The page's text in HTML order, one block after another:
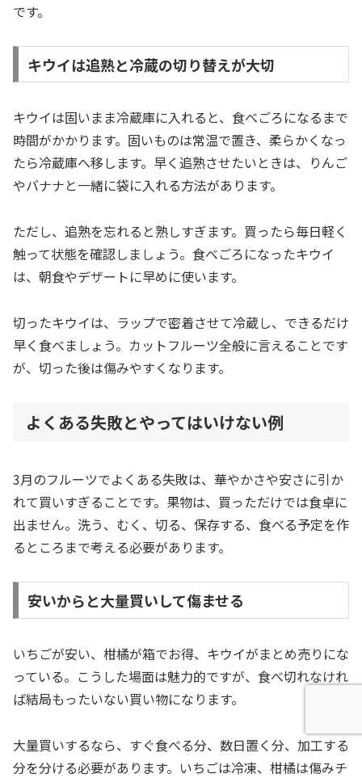
です。
キウイは追熟と冷蔵の切り替えが大切
キウイは固いまま冷蔵庫に入れると、食べごろになるまで
時間がかかります。固いものは常温で置き、柔らかくなっ
たら冷蔵庫へ移します。早く追熟させたいときは、りんご
やバナナと一緒に袋に入れる方法があります。
ただし、追熟を忘れると熟しすぎます。買ったら毎日軽く
触って状態を確認しましょう。食べごろになったキウイ
は、朝食やデザートに早めに使います。
切ったキウイは、ラップで密着させて冷蔵し、できるだけ
早く食べましょう。カットフルーツ全般に言えることです
が、切った後は傷みやすくなります。
よくある失敗とやってはいけない例
3月のフルーツでよくある失敗は、華やかさや安さに引か
れて買いすぎることです。果物は、買っただけでは食卓に
出ません。洗う、むく、切る、保存する、食べる予定を作
るところまで考える必要があります。
安いからと大量買いして傷ませる
いちごが安い、柑橘が箱でお得、キウイがまとめ売りにな
っている。こうした場面は魅力的ですが、食べ切れなけれ
ば結局もったいない買い物になります。
大量買いするなら、すぐ食べる分、数日置く分、加工する
分を分ける必要があります。いちごは冷凍、柑橘は傷みチ